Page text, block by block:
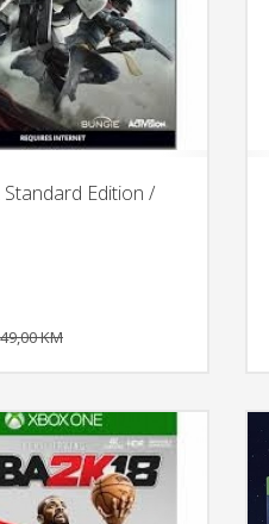
Standard Edition /
49,00 KM